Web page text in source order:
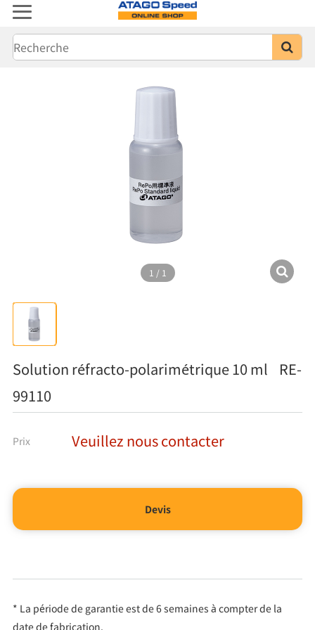
1 / 1
Solution réfracto-polarimétrique 10 ml RE-
99110
Prix Veuillez nous contacter
Devis
* La période de garantie est de 6 semaines à compter de la
date de fabrication.